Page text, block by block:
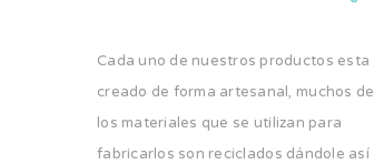
Cada uno de nuestros productos esta
creado de forma artesanal, muchos de
los materiales que se utilizan para
fabricarlos son reciclados dándole así